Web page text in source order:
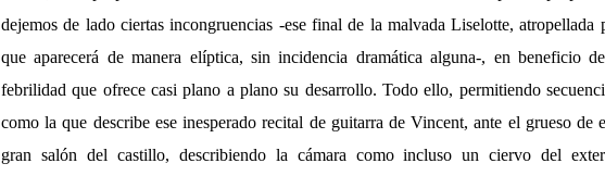
dejemos de lado ciertas incongruencias -ese final de la malvada Liselotte, atropellada
que aparecerá de manera elíptica, sin incidencia dramática alguna-, en beneficio
febrilidad que ofrece casi plano a plano su desarrollo. Todo ello, permitiendo
como la que describe ese inesperado recital de guitarra de Vincent, ante el grueso de
gran salón del castillo, describiendo la cámara como incluso un ciervo del